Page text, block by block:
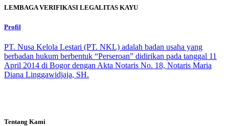
LEMBAGA VERIFIKASI LEGALITAS KAYU
Profil
PT. Nusa Kelola Lestari (PT. NKL) adalah badan usaha yang
berbadan hukum berbentuk “Perseroan” didirikan pada tanggal 11
April 2014 di Bogor dengan Akta Notaris No. 18, Notaris Maria
Diana Linggawidjaja, SH.
Tentang Kami